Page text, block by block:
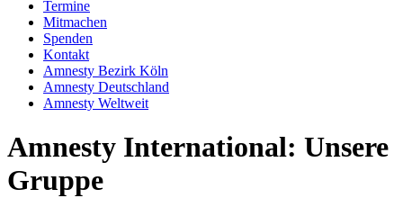
springenTermine
Mitmachen
Spenden
Kontakt
Amnesty Bezirk Köln
Amnesty Deutschland
Amnesty Weltweit
Amnesty International: Unsere
Gruppe